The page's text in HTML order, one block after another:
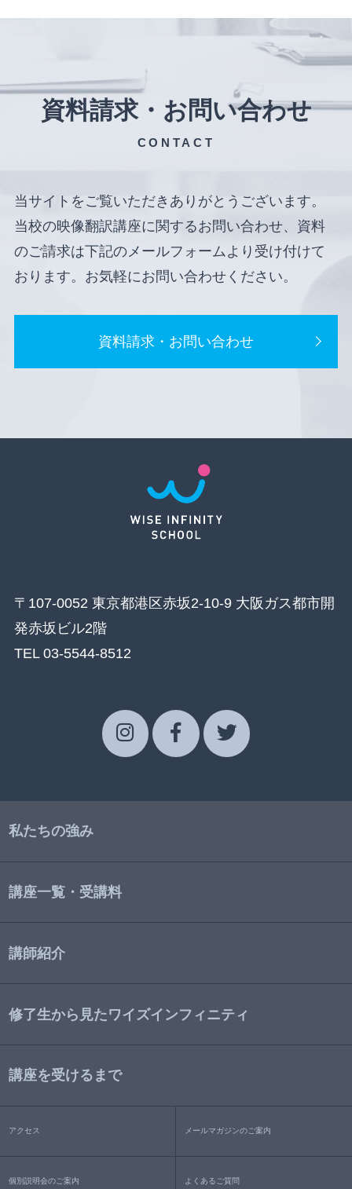
資料請求・お問い合わせ
CONTACT
当サイトをご覧いただきありがとうございます。
当校の映像翻訳講座に関するお問い合わせ、資料
のご請求は下記のメールフォームより受け付けて
おります。お気軽にお問い合わせください。
資料請求・お問い合わせ
〒107-0052 東京都港区赤坂2-10-9 大阪ガス都市開
発赤坂ビル2階
TEL 03-5544-8512
私たちの強み
講座一覧・受講料
講師紹介
修了生から見たワイズインフィニティ
講座を受けるまで
アクセス メールマガジンのご案内
個別説明会のご案内 よくあるご質問